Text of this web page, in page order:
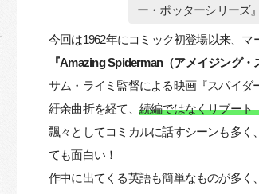
ー・ポッターシリーズ
今回は1962年にコミック初登場以来、
『Amazing Spiderman（アメイジング・
サム・ライミ監督による映画『スパイ
紆余曲折を経て、 続編ではなくリブート
飄々としてコミカルに話すシーンも多
ても面白い！
作中に出てくる英語も簡単なものが多